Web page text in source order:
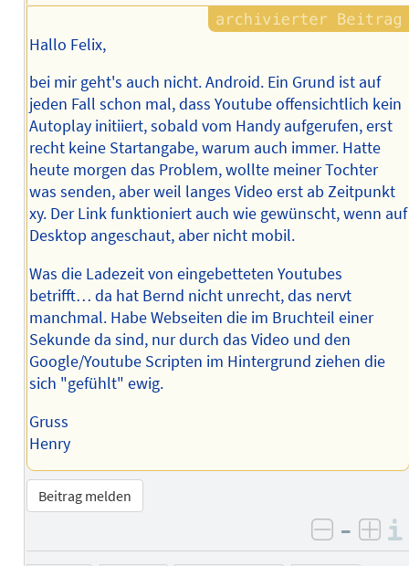
Hallo Felix,
bei mir geht's auch nicht. Android. Ein Grund ist auf
jeden Fall schon mal, dass Youtube offensichtlich kein
Autoplay initiiert, sobald vom Handy aufgerufen, erst
recht keine Startangabe, warum auch immer. Hatte
heute morgen das Problem, wollte meiner Tochter
was senden, aber weil langes Video erst ab Zeitpunkt
xy. Der Link funktioniert auch wie gewünscht, wenn auf
Desktop angeschaut, aber nicht mobil.
Was die Ladezeit von eingebetteten Youtubes
betrifft… da hat Bernd nicht unrecht, das nervt
manchmal. Habe Webseiten die im Bruchteil einer
Sekunde da sind, nur durch das Video und den
Google/Youtube Scripten im Hintergrund ziehen die
sich "gefühlt" ewig.
Gruss
Henry
Beitrag melden
negativ
–